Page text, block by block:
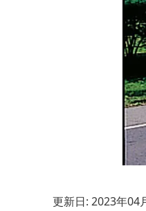
更新日: 2023年04